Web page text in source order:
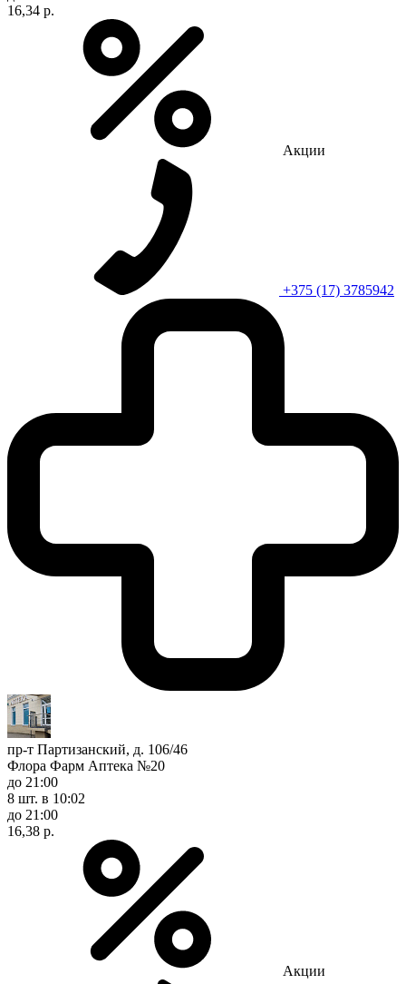
16,34 р.
Акции
+375 (17) 3785942
пр-т Партизанский, д. 106/46
Флора Фарм Аптека №20
до 21:00
8 шт. в 10:02
до 21:00
16,38 р.
Акции